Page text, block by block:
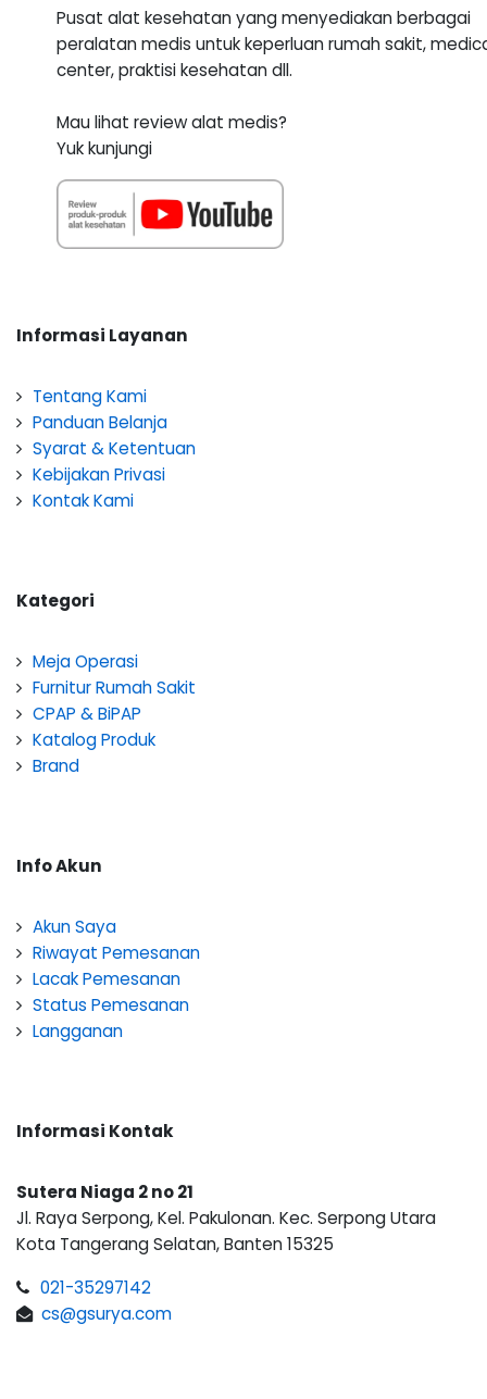
Pusat alat kesehatan yang menyediakan berbagai
peralatan medis untuk keperluan rumah sakit,
center, praktisi kesehatan dll.
Mau lihat review alat medis?
Yuk kunjungi
Informasi Layanan
Tentang Kami
Panduan Belanja
Syarat & Ketentuan
Kebijakan Privasi
Kontak Kami
Kategori
Meja Operasi
Furnitur Rumah Sakit
CPAP & BiPAP
Katalog Produk
Brand
Info Akun
Akun Saya
Riwayat Pemesanan
Lacak Pemesanan
Status Pemesanan
Langganan
Informasi Kontak
Sutera Niaga 2 no 21
Jl. Raya Serpong, Kel. Pakulonan. Kec. Serpong Utara
Kota Tangerang Selatan, Banten 15325
021-35297142
cs@gsurya.com